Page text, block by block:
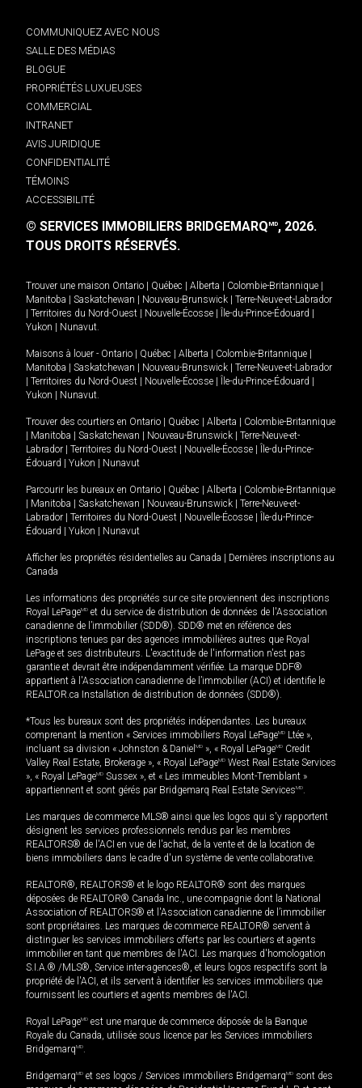
COMMUNIQUEZ AVEC NOUS
SALLE DES MÉDIAS
BLOGUE
PROPRIÉTÉS LUXUEUSES
COMMERCIAL
INTRANET
AVIS JURIDIQUE
CONFIDENTIALITÉ
TÉMOINS
ACCESSIBILITÉ
© SERVICES IMMOBILIERS BRIDGEMARQMD, 2026.
TOUS DROITS RÉSERVÉS.
Trouver une maison Ontario Québec Alberta Colombie-Britannique
Manitoba
Saskatchewan Nouveau-Brunswick
Terre-Neuve-et-Labrador
Territoires du Nord-Ouest Nouvelle-Écosse Île-du-Prince-Édouard
Yukon
Nunavut.
Maisons à louer - Ontario Québec Alberta Colombie-Britannique
Manitoba
Saskatchewan Nouveau-Brunswick
Terre-Neuve-et-Labrador
Territoires du Nord-Ouest Nouvelle-Écosse Île-du-Prince-Édouard
Yukon
Nunavut.
Trouver des courtiers en Ontario Québec Alberta
Colombie-Britannique
Manitoba Saskatchewan Nouveau-Brunswick
Terre-Neuve-et-
Labrador
Territoires du Nord-Ouest Nouvelle-Écosse
Île-du-Prince-
Édouard
Yukon Nunavut
Parcourir les bureaux en Ontario Québec Alberta
Colombie-Britannique
Manitoba Saskatchewan Nouveau-Brunswick
Terre-Neuve-et-
Labrador
Territoires du Nord-Ouest Nouvelle-Écosse
Île-du-Prince-
Édouard
Yukon Nunavut
Afficher les propriétés résidentielles au Canada
Dernières inscriptions au
Canada
Les informations des propriétés sur ce site proviennent des inscriptions
Royal LePageMD et du service de distribution de données de l'Association
canadienne de l’immobilier (SDD®). SDD® met en référence des
inscriptions tenues par des agences immobilières autres que Royal
LePage et ses distributeurs. L'exactitude de l'information n'est pas
garantie et devrait être indépendamment vérifiée. La marque DDF®
appartient à l'Association canadienne de l’immobilier (ACI) et identifie le
REALTOR.ca Installation de distribution de données (SDD®).
*Tous les bureaux sont des propriétés indépendantes. Les bureaux
comprenant la mention « Services immobiliers Royal LePageMD Ltée »,
incluant sa division « Johnston & Daniel MD », « Royal LePageMD Credit
Valley Real Estate, Brokerage », « Royal LePageMD West Real Estate Services
», « Royal LePageMD Sussex », et « Les immeubles Mont-Tremblant »
appartiennent et sont gérés par Bridgemarq Real Estate ServicesMD.
Les marques de commerce MLS® ainsi que les logos qui s'y rapportent
désignent les services professionnels rendus par les membres
REALTORS® de l'ACI en vue de l'achat, de la vente et de la location de
biens immobiliers dans le cadre d'un système de vente collaborative.
REALTOR®, REALTORS® et le logo REALTOR® sont des marques
déposées de REALTOR® Canada Inc., une compagnie dont la National
Association of REALTORS® et l'Association canadienne de l’immobilier
sont propriétaires. Les marques de commerce REALTOR® servent à
distinguer les services immobiliers offerts par les courtiers et agents
immobilier en tant que membres de l'ACI. Les marques d'homologation
S.I.A.® /MLS®, Service inter-agences®, et leurs logos respectifs sont la
propriété de l'ACI, et ils servent à identifier les services immobiliers que
fournissent les courtiers et agents membres de l'ACI.
Royal LePageMD est une marque de commerce déposée de la Banque
Royale du Canada, utilisée sous licence par les Services immobiliers
BridgemarqMD.
BridgemarqMD et ses logos / Services immobiliers BridgemarqMD sont des